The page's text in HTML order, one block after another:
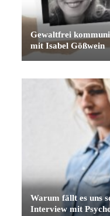
Gewaltfrei
mit Isabel Gößwein
Warum fällt es uns
Interview mit